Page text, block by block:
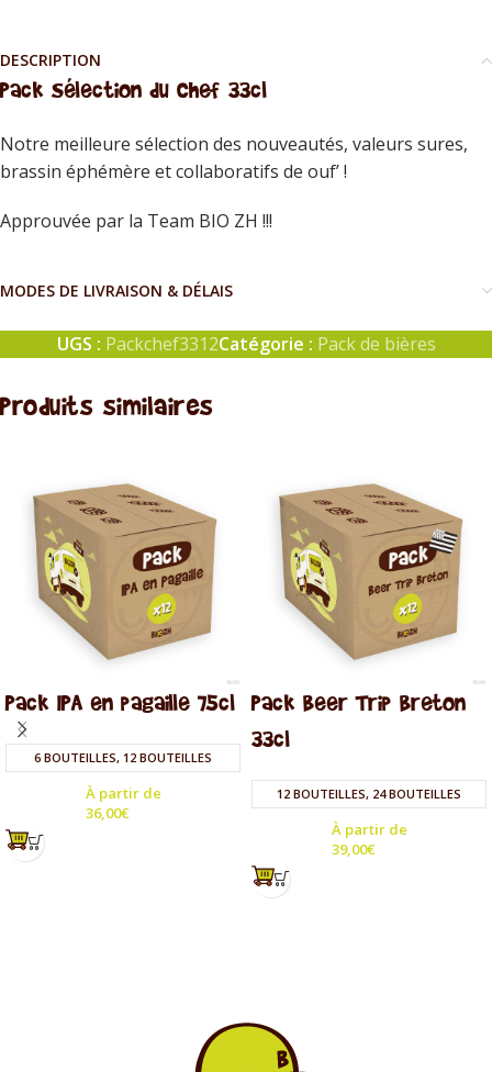
DESCRIPTION
Pack Sélection du Chef 33cl
Notre meilleure sélection des nouveautés, valeurs sures,
brassin éphémère et collaboratifs de ouf’ !
Approuvée par la Team BIO ZH !!!
MODES DE LIVRAISON & DÉLAIS
UGS : Packchef3312Catégorie : Pack de bières
Produits similaires
Pack IPA en pagaille 75cl
6 BOUTEILLES, 12 BOUTEILLES
À partir de
36,00€
Pack Beer Trip Breton
33cl
12 BOUTEILLES, 24 BOUTEILLES
À partir de
39,00€